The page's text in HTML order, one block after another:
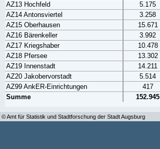
AZ13 Hochfeld
5.175
AZ14 Antonsviertel
3.258
AZ15 Oberhausen
15.671
AZ16 Bärenkeller
3.992
AZ17 Kriegshaber
10.478
AZ18 Pfersee
13.302
AZ19 Innenstadt
14.211
AZ20 Jakobervorstadt
5.514
AZ99 AnkER-Einrichtungen
417
Summe
152.945
© Amt für Statistik und Stadtforschung der Stadt Augsburg